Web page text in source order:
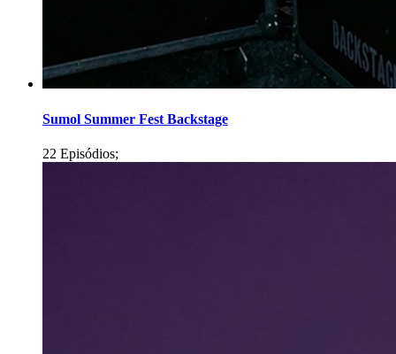
Sumol Summer Fest Backstage
22 Episódios;